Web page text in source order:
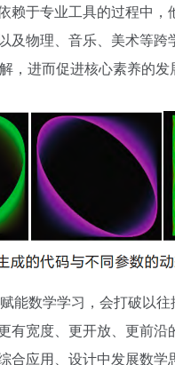
赖于专业工具的过程中，
及物理、音乐、美术等跨
，进而促进核心素养的发
能数学学习，会打破以
有宽度、更开放、更前沿
合应用、设计中发展数学